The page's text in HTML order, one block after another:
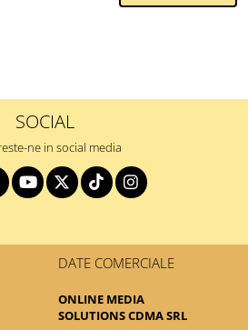
SOCIAL
ne in social media
DATE COMERCIALE
ONLINE MEDIA
SOLUTIONS CDMA SRL